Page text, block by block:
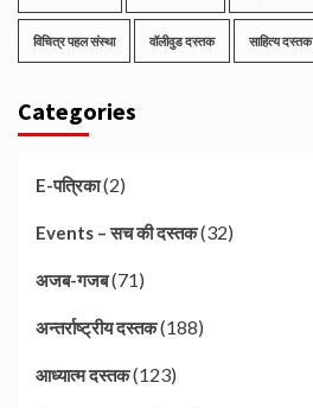
विचित्र पहल संस्था वॉलीवुड दस्तक साहित्य दस्तक
Categories
E-पत्रिका(2)
Events – सच की दस्तक(32)
अजब-गजब(71)
अन्तर्राष्ट्रीय दस्तक(188)
आध्यात्म दस्तक(123)